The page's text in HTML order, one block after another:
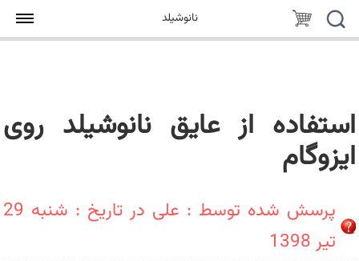
نانوشیلد
استفاده از عایق نانوشیلد روی
ایزوگام
پرسش شده توسط : علی در تاریخ : شنبه 29
تیر 1398
جستجو
سبد